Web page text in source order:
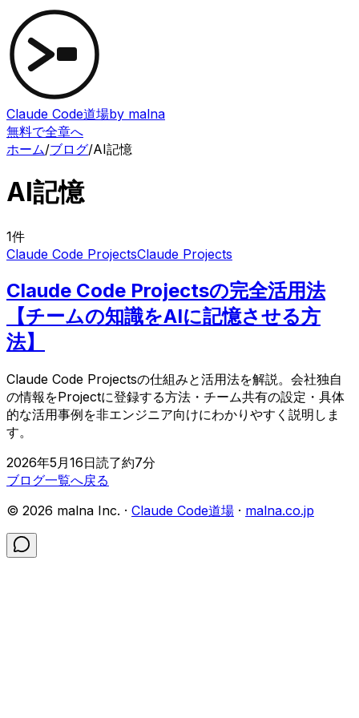
Claude Code道場by malna
無料で全章へ
ホーム/ブログ/AI記憶
AI記憶
1件
Claude Code ProjectsClaude Projects
Claude Code Projectsの完全活用法
【チームの知識をAIに記憶させる方
法】
Claude Code Projectsの仕組みと活用法を解説。会社独自
の情報をProjectに登録する方法・チーム共有の設定・具体
的な活用事例を非エンジニア向けにわかりやすく説明しま
す。
2026年5月16日読了約7分
ブログ一覧へ戻る
© 2026 malna Inc. · Claude Code道場 · malna.co.jp